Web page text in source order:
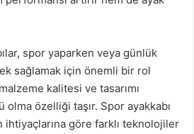
spor yaparken veya günlük
sağlamak için önemli bir rol
kalitesi ve tasarımı
özelliği taşır. Spor ayakkabı
ihtiyaçlarına göre farklı teknolojiler